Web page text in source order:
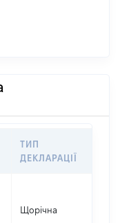
ТИП
ДЕКЛАРАЦІЇ
Щорічна